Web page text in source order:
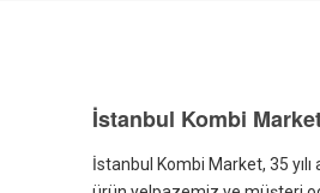
İstanbul Kombi
İstanbul Kombi Market, 35